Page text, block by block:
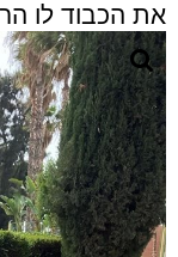
את הכבוד לו